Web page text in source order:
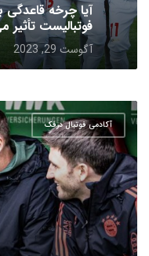
آیا چرخه قاعدگی
فوتبالیست تأثیر
آگوست 29, 2023
آکادمی فوتبال درفک